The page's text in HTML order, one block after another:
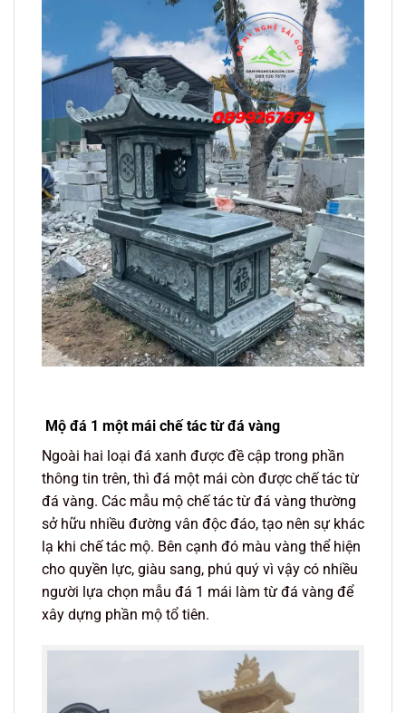
Mộ đá 1 một mái chế tác từ đá vàng
Ngoài hai loại đá xanh được đề cập trong phần
thông tin trên, thì đá một mái còn được chế tác từ
đá vàng. Các mẫu mộ chế tác từ đá vàng thường
sở hữu nhiều đường vân độc đáo, tạo nên sự khác
lạ khi chế tác mộ. Bên cạnh đó màu vàng thể hiện
cho quyền lực, giàu sang, phú quý vì vậy có nhiều
người lựa chọn mẫu đá 1 mái làm từ đá vàng để
xây dựng phần mộ tổ tiên.